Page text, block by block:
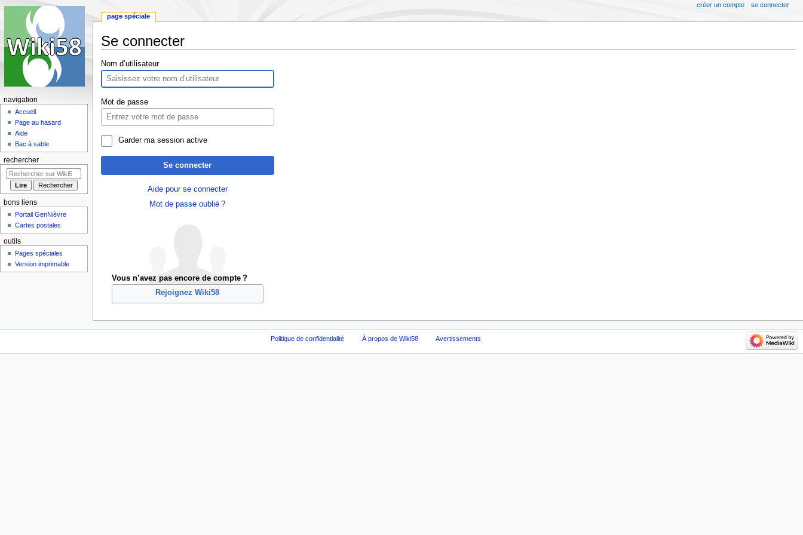
Se connecter
Aller
à
la
navigation
Aller
à
la
recherche
Nom d’utilisateur
Mot de passe
Garder ma session active
Se connecter
Aide pour se connecter
Mot de passe oublié ?
Vous n’avez pas encore de compte ?
Rejoignez Wiki58
page spéciale
créer un compte se connecter
navigation
Accueil
Page au hasard
Aide
Bac à sable
rechercher
bons liens
Portail GenNièvre
Cartes postales
outils
Pages spéciales
Version imprimable
Politique de confidentialité À propos de Wiki58 Avertissements